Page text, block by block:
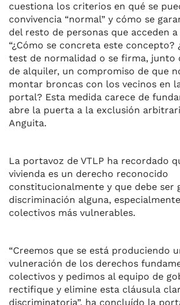
cuestiona los criterios en qué se
convivencia “normal” y cómo se
del resto de personas que acceden
“¿Cómo se concreta este concepto?
test de normalidad o se firma, junto
de alquiler, un compromiso de que
montar broncas con los vecinos en
portal? Esta medida carece de
abre la puerta a la exclusión
Anguita.
La portavoz de VTLP ha recordado
vivienda es un derecho reconocido
constitucionalmente y que debe ser
discriminación alguna,
colectivos más vulnerables.
“Creemos que se está produciendo
vulneración de los derechos
colectivos y pedimos al equipo de
rectifique y elimine esta cláusula
discriminatoria”, ha concluído la